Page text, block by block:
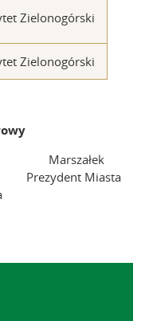
Zielonogórski
Zielonogórski
Marszałek
Miasta